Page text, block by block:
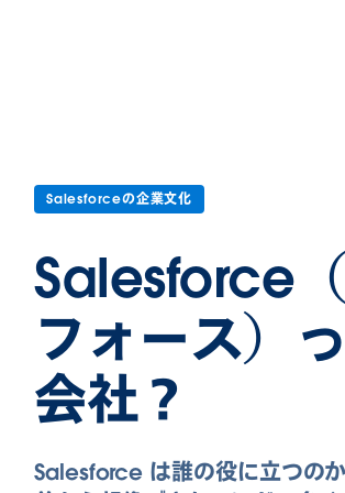
Salesforceの企業文化
Salesforce
フォース）
会社？
Salesforce は誰の役に立つの